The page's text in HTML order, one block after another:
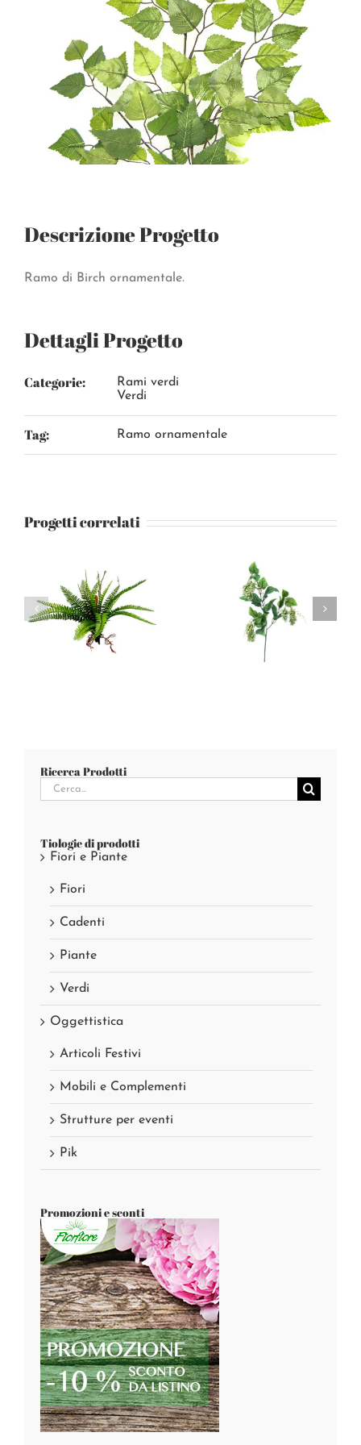
Descrizione Progetto
Ramo di Birch ornamentale.
Dettagli Progetto
Categorie:
Rami verdi
Verdi
Tag: Ramo ornamentale
Progetti correlati
Ricerca Prodotti
Cerca
per:
Tiologie di prodotti
Fiori e Piante
Fiori
Cadenti
Piante
Verdi
Oggettistica
Articoli Festivi
Mobili e Complementi
Strutture per eventi
Pik
Promozioni e sconti